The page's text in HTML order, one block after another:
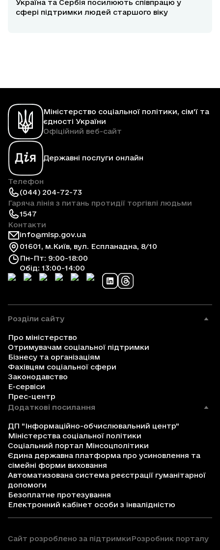
Україна та Сербія посилюють співпрацю у
сфері підтримки людей старшого віку
Міністерство соціальної політики, сім'ї та
єдності України
Офіційний веб-сайт
Державні послуги онлайн
Телефон
(044) 204-72-73
Гаряча лінія з питань протидії торгівлі людьми
1547
Контакти
info@mlsp.gov.ua
01601, м.Київ, вул. Еспланадна, 8/10
Пн-Пт: 9:00-18:00
Обід: 13:00-14:00
Розділи сайту
Про міністерство
Отримувачам соціальної підтримки
Бізнесу та організаціям
Фахівцям соціальної сфери
Законодавство
Е-сервіси
Прес-центр
Додаткові посилання
ДП "Інформаційно-обчислювальний центр"
Міністерства соціальної політики
Соціальний портал Мінсоцполітики
Єдина державна платформа про усиновлення та
сімейні форми виховання
Автоматизована система реєстрації гуманітарної
допомоги
Безоплатне протезування
Електронний кабінет особи з інвалідністю
Сайт розроблено за підтримкиРозробник порталу